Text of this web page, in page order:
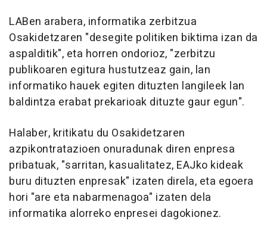
LABen arabera, informatika zerbitzua
Osakidetzaren "desegite politiken biktima izan da
aspalditik", eta horren ondorioz, "zerbitzu
publikoaren egitura hustutzeaz gain, lan
informatiko hauek egiten dituzten langileek lan
baldintza erabat prekarioak dituzte gaur egun".
Halaber, kritikatu du Osakidetzaren
azpikontratazioen onuradunak diren enpresa
pribatuak, "sarritan, kasualitatez, EAJko kideak
buru dituzten enpresak" izaten direla, eta egoera
hori "are eta nabarmenagoa" izaten dela
informatika alorreko enpresei dagokionez.